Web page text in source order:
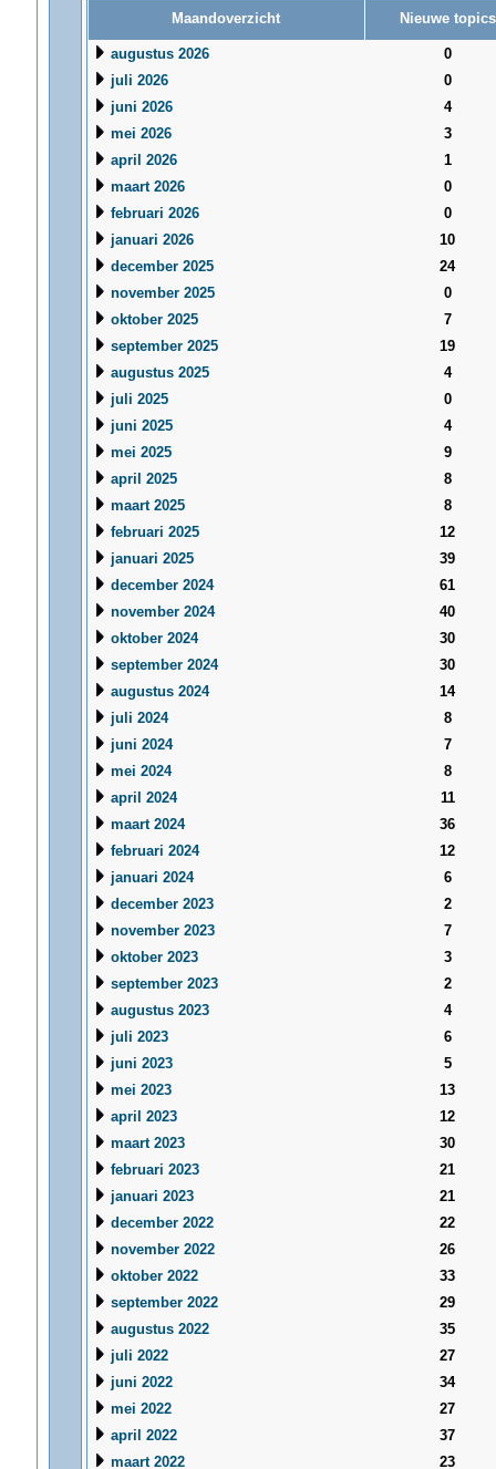
Maandoverzicht Nieuwe topics
augustus 2026
0
juli 2026
0
juni 2026
4
mei 2026
3
april 2026
1
maart 2026
0
februari 2026
0
januari 2026
10
december 2025
24
november 2025
0
oktober 2025
7
september 2025
19
augustus 2025
4
juli 2025
0
juni 2025
4
mei 2025
9
april 2025
8
maart 2025
8
februari 2025
12
januari 2025
39
december 2024
61
november 2024
40
oktober 2024
30
september 2024
30
augustus 2024
14
juli 2024
8
juni 2024
7
mei 2024
8
april 2024
11
maart 2024
36
februari 2024
12
januari 2024
6
december 2023
2
november 2023
7
oktober 2023
3
september 2023
2
augustus 2023
4
juli 2023
6
juni 2023
5
mei 2023
13
april 2023
12
maart 2023
30
februari 2023
21
januari 2023
21
december 2022
22
november 2022
26
oktober 2022
33
september 2022
29
augustus 2022
35
juli 2022
27
juni 2022
34
mei 2022
27
april 2022
37
maart 2022
23